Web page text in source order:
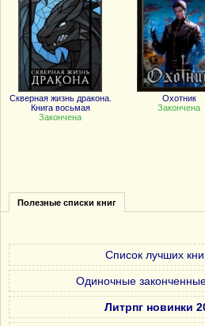
Скверная жизнь дракона.
Книга восьмая
Закончена
Охотник
Закончена
Полезные списки книг
Список лучших
Одиночные
Литрпг новинки